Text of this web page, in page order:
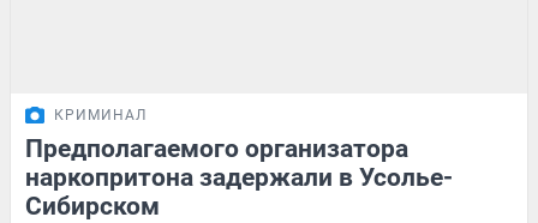
КРИМИНАЛ
Предполагаемого организатора
наркопритона задержали в Усолье-
Сибирском